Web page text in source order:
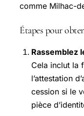
comme Milhac-
Étapes pour
Rassemblez
Cela inclut la
l’attestation
cession si le
pièce